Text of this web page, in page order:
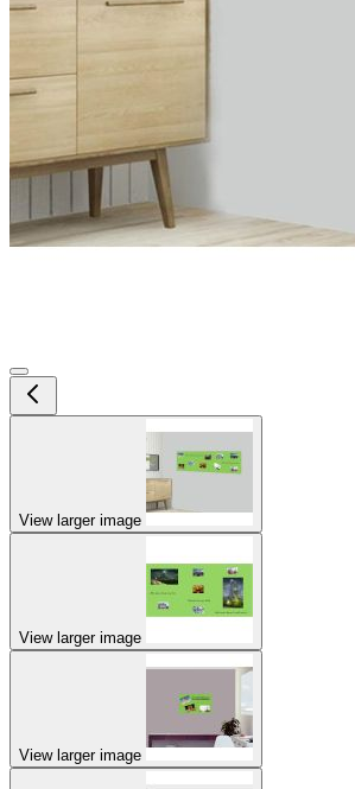
View larger image
View larger image
View larger image